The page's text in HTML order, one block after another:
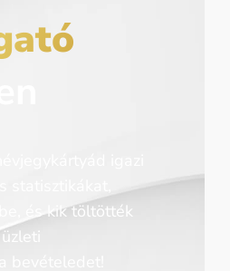
és kik töltötték